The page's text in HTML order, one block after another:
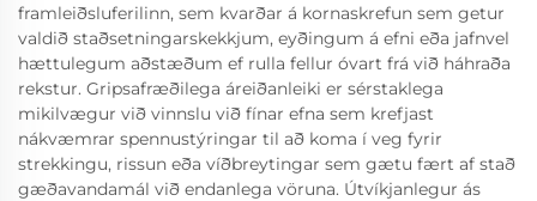
framleiðsluferilinn, sem kvarðar á kornaskrefun sem getur
valdið staðsetningarskekkjum, eyðingum á efni eða jafnvel
hættulegum aðstæðum ef rulla fellur óvart frá við háhraða
rekstur. Gripsafræðilega áreiðanleiki er sérstaklega
mikilvægur við vinnslu við fínar efna sem krefjast
nákvæmrar spennustýringar til að koma í veg fyrir
strekkingu, rissun eða víðbreytingar sem gætu fært af stað
gæðavandamál við endanlega vöruna. Útvíkjanlegur ás